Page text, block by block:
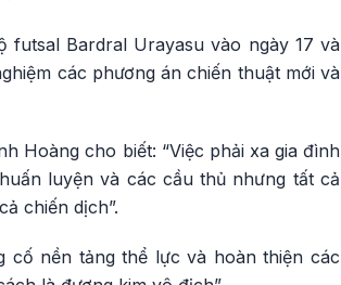
Bardral Urayasu vào ngày 17 và
các phương án chiến thuật mới và
Hoàng cho biết: “Việc phải xa gia đình
luyện và các cầu thủ nhưng tất cả
chiến dịch”.
cố nền tảng thể lực và hoàn thiện các